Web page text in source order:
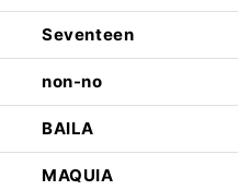
Seventeen
non-no
BAILA
MAQUIA